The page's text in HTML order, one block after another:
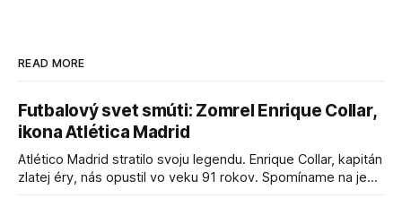
READ MORE
Futbalový svet smúti: Zomrel Enrique Collar,
ikona Atlética Madrid
Atlético Madrid stratilo svoju legendu. Enrique Collar, kapitán
zlatej éry, nás opustil vo veku 91 rokov. Spomíname na jeho